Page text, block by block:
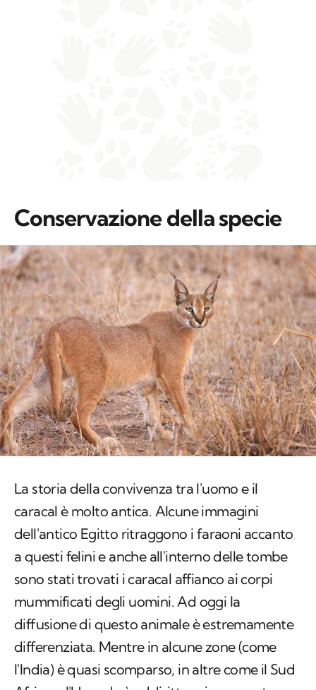
La storia della convivenza tra l'uomo e il
caracal è molto antica. Alcune immagini
a questi felini e anche all'interno delle tombe
sono stati trovati i caracal affianco ai corpi
mummificati degli uomini. Ad oggi la
diffusione di questo animale è estremamente
differenziata. Mentre in alcune zone (come
l'India) è quasi scomparso, in altre come il Sud
Africa o l'Uganda è addirittura in aumento.
Rispetto ad altri felidi selvatici il caracal
sopporta bene la presenza antropica, come